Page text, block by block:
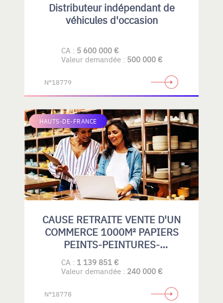
Distributeur indépendant de
véhicules d'occasion
CA : 5 600 000 €
Valeur demandée : 500 000 €
N°18779
HAUTS-DE-FRANCE
CAUSE RETRAITE VENTE D'UN
COMMERCE 1000M² PAPIERS
PEINTS-PEINTURES-
REVETEMENTS DE SOLS
SOUPLES-PARQUETS-GRAND
CA : 1 139 851 €
Valeur demandée : 240 000 €
N°18778